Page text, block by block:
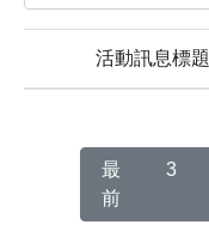
活動訊息標題
最
前
3